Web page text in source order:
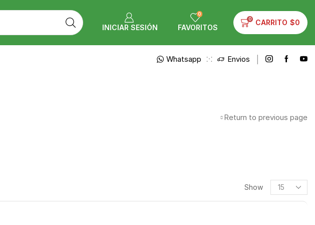
INICIAR SESIÓN
0
FAVORITOS
0 CARRITO $0
Whatsapp Envios
Return to previous page
Show